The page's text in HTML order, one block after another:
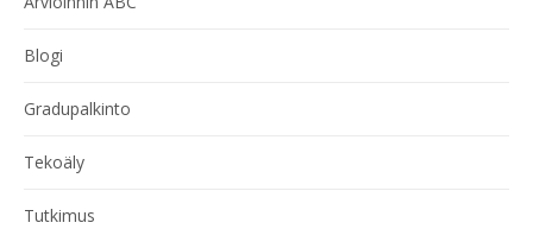
Blogi
Gradupalkinto
Tekoäly
Tutkimus